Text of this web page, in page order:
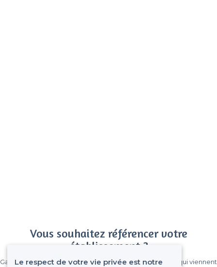
Vous souhaitez référencer votre
établissement ?
Gagnez de nombreux clients parmi le million de visiteurs qui viennent
Le respect de votre vie privée est notre